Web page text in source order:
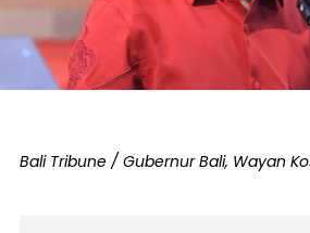
Bali Tribune / Gubernur Bali, Wayan